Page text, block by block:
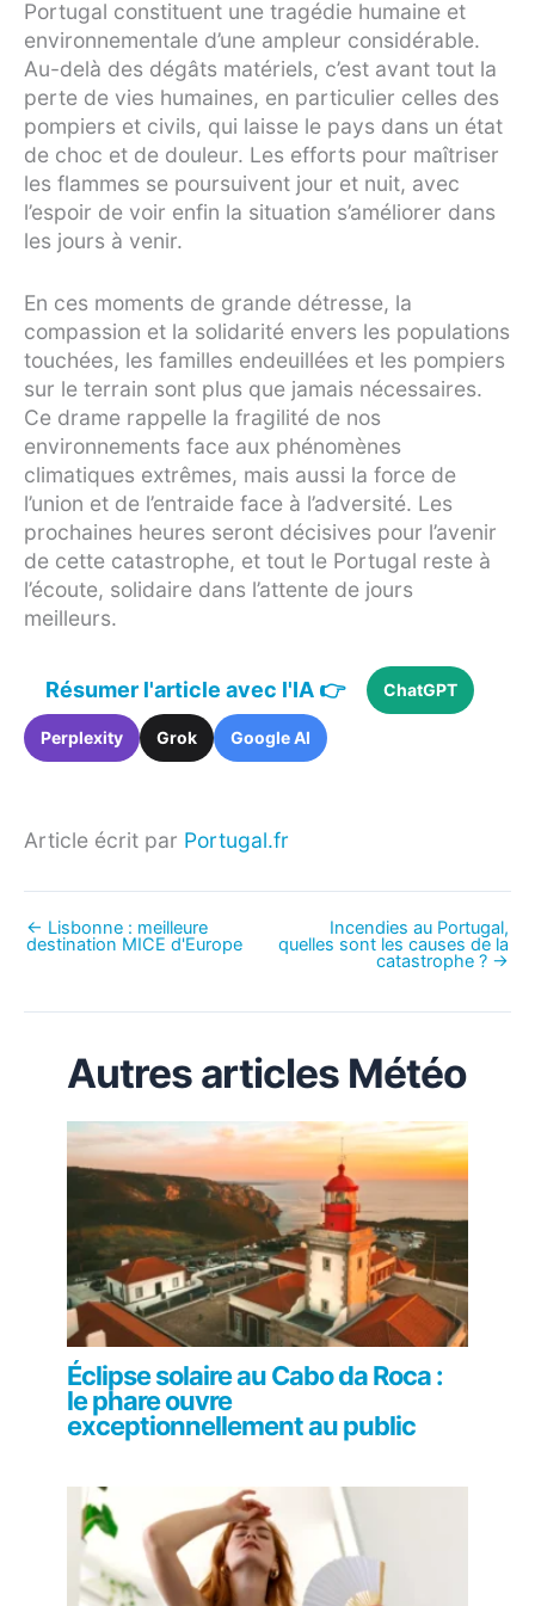
Portugal constituent une tragédie humaine et
environnementale d’une ampleur considérable.
Au-delà des dégâts matériels, c’est avant tout la
perte de vies humaines, en particulier celles des
pompiers et civils, qui laisse le pays dans un état
de choc et de douleur. Les efforts pour maîtriser
les flammes se poursuivent jour et nuit, avec
l’espoir de voir enfin la situation s’améliorer dans
les jours à venir.
En ces moments de grande détresse, la
compassion et la solidarité envers les populations
touchées, les familles endeuillées et les pompiers
sur le terrain sont plus que jamais nécessaires.
Ce drame rappelle la fragilité de nos
environnements face aux phénomènes
climatiques extrêmes, mais aussi la force de
l’union et de l’entraide face à l’adversité. Les
prochaines heures seront décisives pour l’avenir
de cette catastrophe, et tout le Portugal reste à
l’écoute, solidaire dans l’attente de jours
meilleurs.
Résumer l'article avec l'IA 👉 ChatGPT
Perplexity Grok Google AI
Article écrit par Portugal.fr
← Lisbonne : meilleure
destination MICE d'Europe
Incendies au Portugal,
quelles sont les causes de la
catastrophe ? →
Autres articles Météo
Éclipse solaire au Cabo da Roca :
le phare ouvre
exceptionnellement au public